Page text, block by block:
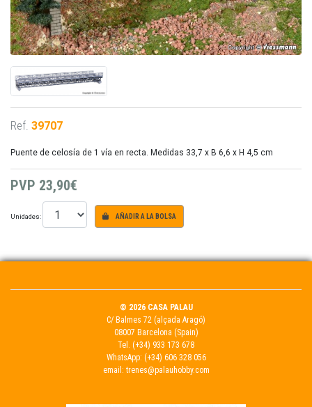
Ref. 39707
Puente de celosía de 1 vía en recta. Medidas 33,7 x B 6,6 x H 4,5 cm
PVP 23,90€
Unidades: AÑADIR A LA BOLSA
© 2026 CASA PALAU
C/ Balmes 72 (alçada Aragó)
08007 Barcelona (Spain)
Tel. (+34) 933 173 678
WhatsApp: (+34) 606 328 056
email: trenes@palauhobby.com